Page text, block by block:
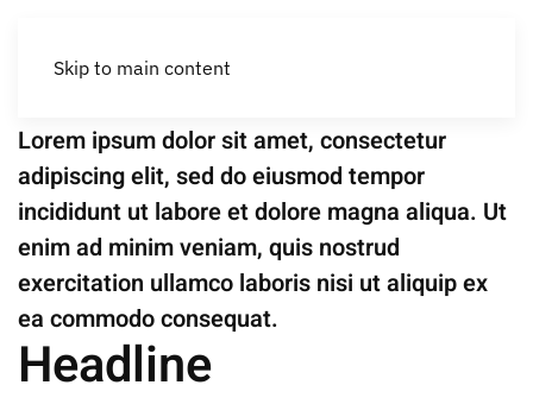
Skip to main content
Rehabilitación Santa Eulalia II
Lorem ipsum dolor sit amet, consectetur
adipiscing elit, sed do eiusmod tempor
incididunt ut labore et dolore magna aliqua. Ut
enim ad minim veniam, quis nostrud
exercitation ullamco laboris nisi ut aliquip ex
ea commodo consequat.
Headline